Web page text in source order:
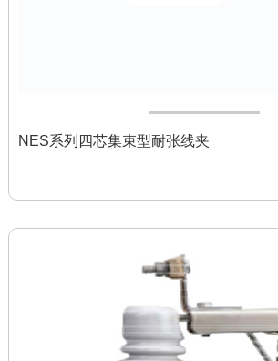
NES系列四芯集束型耐张线夹